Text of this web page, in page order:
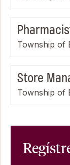
Township of
Store
Township of